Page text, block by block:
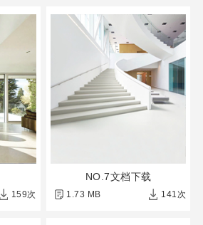
159次
NO.7文档下载
1.73 MB 141次